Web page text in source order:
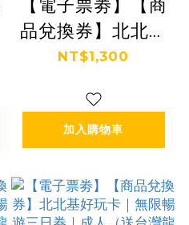
【電子票劵】【商
品兌換券】北北基
好玩卡｜無限暢遊
台灣龍虎夜市對
杯）Ⓕ
NT$1,300
加入購物車